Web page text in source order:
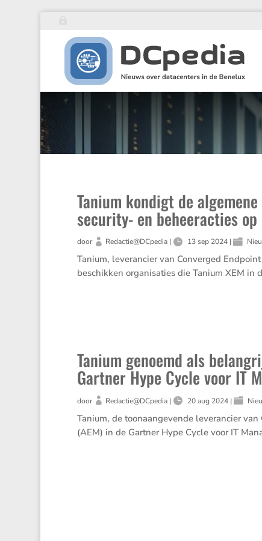
Tanium kondigt de
security- en beheeracties
door Redactie@DCpedia| 13 sep 2024|
Tanium, leverancier van Converged
beschikken organisaties die Tanium XEM in
Tanium genoemd als
Gartner Hype Cycle voor IT
door Redactie@DCpedia| 20 aug 2024|
Tanium, de toonaangevende leverancier
(AEM) in de Gartner Hype Cycle voor IT